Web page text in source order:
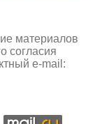
материалов
согласия
e-mail: